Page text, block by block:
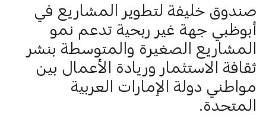
صندوق خليفة لتطوير المشاريع في
أبوظبي جهة غير ربحية تدعم نمو
المشاريع الصغيرة والمتوسطة بنشر
ثقافة الاستثمار وريادة الأعمال بين
مواطني دولة الإمارات العربية
المتحدة.